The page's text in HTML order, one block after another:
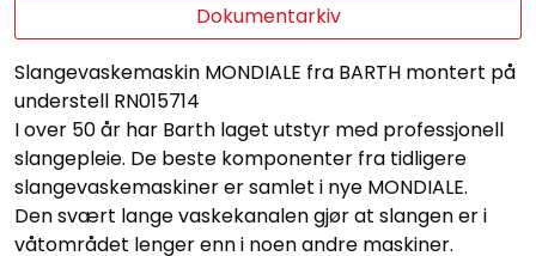
Dokumentarkiv
Slangevaskemaskin MONDIALE fra BARTH montert på
understell RN015714
I over 50 år har Barth laget utstyr med professjonell
slangepleie. De beste komponenter fra tidligere
slangevaskemaskiner er samlet i nye MONDIALE.
Den svært lange vaskekanalen gjør at slangen er i
våtområdet lenger enn i noen andre maskiner.